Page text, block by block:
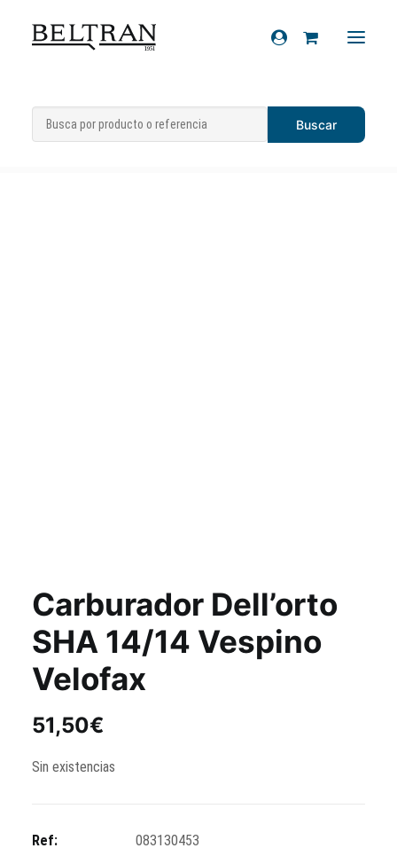
Recambios
Inicio Recambios » Carburador Dell’orto
SHA 14/14 Vespino Velofax
Carburador Dell’orto
SHA 14/14 Vespino
Velofax
51,50€
Sin existencias
Ref:
083130453